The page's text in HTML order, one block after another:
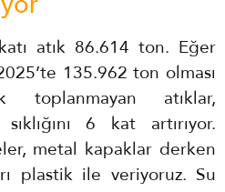
katı atık 86.614 ton. Eğer
135.962 ton olması
toplanmayan atıklar,
6 kat artırıyor.
metal kapaklar derken
plastik ile veriyoruz. Su